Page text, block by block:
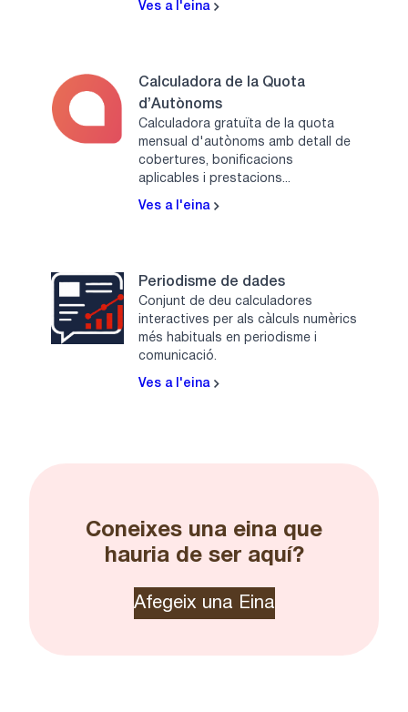
Ves a l'eina
Calculadora de la Quota
d’Autònoms
Calculadora gratuïta de la quota
mensual d'autònoms amb detall de
cobertures, bonificacions
aplicables i prestacions...
Ves a l'eina
Periodisme de dades
Conjunt de deu calculadores
interactives per als càlculs numèrics
més habituals en periodisme i
comunicació.
Ves a l'eina
Coneixes una eina que
hauria de ser aquí?
Afegeix una Eina